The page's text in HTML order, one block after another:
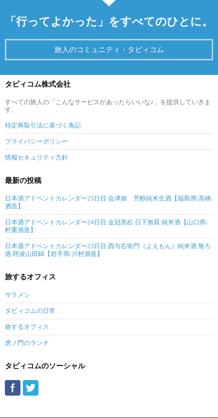
「行ってよかった」をすべてのひとに。
旅人のコミュニティ・タビィコム
タビィコム株式会社
すべての旅人の「こんなサービスがあったらいいな♪」を提供していきま
す。
特定商取引法に基づく表記
プライバシーポリシー
情報セキュリティ方針
最新の投稿
日本酒アドベントカレンダー25日目 会津娘 芳醇純米生酒【福島県/高橋
酒造】
日本酒アドベントカレンダー24日目 金冠黒松 日下無双 純米酒【山口県/
村重酒造】
日本酒アドベントカレンダー23日目 酉与右衛門（よえもん）純米酒 無ろ
過 阿波山田錦【岩手県/川村酒造】
旅するオフィス
サラメシ
タビィコムの日常
旅するオフィス
虎ノ門のランチ
タビィコムのソーシャル